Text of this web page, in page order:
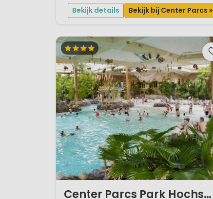
vernieuwingen en het luxe aanbod.Een luxe ...
Bekijk details Bekijk bij Center Parcs »
Center Parcs Park Hochsauerland